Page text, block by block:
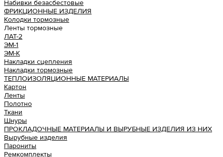
Набивки безасбестовые
ФРИКЦИОННЫЕ ИЗДЕЛИЯ
Колодки тормозные
Ленты тормозные
ЛАТ-2
ЭМ-1
ЭМ-К
Накладки сцепления
Накладки тормозные
ТЕПЛОИЗОЛЯЦИОННЫЕ МАТЕРИАЛЫ
Картон
Ленты
Полотно
Ткани
Шнуры
ПРОКЛАДОЧНЫЕ МАТЕРИАЛЫ И ВЫРУБНЫЕ ИЗДЕЛИЯ ИЗ НИХ
Вырубные изделия
Парониты
Ремкомплекты